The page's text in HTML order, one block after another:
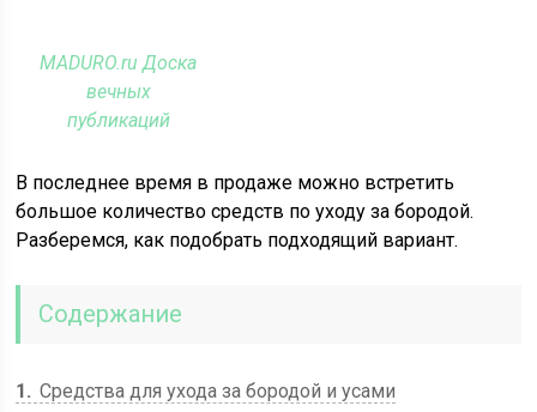
MADURO.ru Доска
вечных
публикаций
В последнее время в продаже можно встретить
большое количество средств по уходу за бородой.
Разберемся, как подобрать подходящий вариант.
Содержание
1
Средства для ухода за бородой и усами